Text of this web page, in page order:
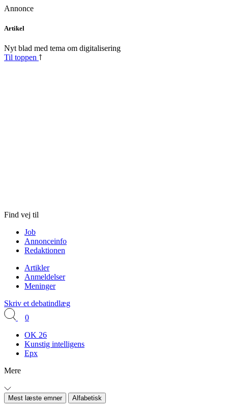
Annonce
Skip
content
Artikel
Nyt blad med tema om digitalisering
Til toppen
Find vej til
Job
Annonceinfo
Redaktionen
Artikler
Anmeldelser
Meninger
Skriv et debatindlæg
0
OK 26
Kunstig intelligens
Epx
Mere
Mest læste emner Alfabetisk